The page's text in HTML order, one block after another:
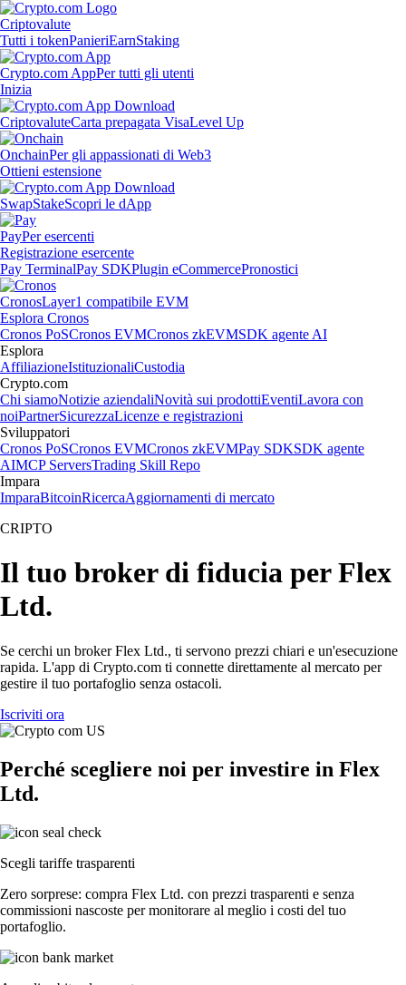
Criptovalute
Tutti i tokenPanieriEarnStaking
Crypto.com AppPer tutti gli utenti
Inizia
CriptovaluteCarta prepagata VisaLevel Up
OnchainPer gli appassionati di Web3
Ottieni estensione
SwapStakeScopri le dApp
PayPer esercenti
Registrazione esercente
Pay TerminalPay SDKPlugin eCommercePronostici
CronosLayer1 compatibile EVM
Esplora Cronos
Cronos PoSCronos EVMCronos zkEVMSDK agente AI
Esplora
AffiliazioneIstituzionaliCustodia
Crypto.com
Chi siamoNotizie aziendaliNovità sui prodottiEventiLavora con
noiPartnerSicurezzaLicenze e registrazioni
Sviluppatori
Cronos PoSCronos EVMCronos zkEVMPay SDKSDK agente
AIMCP ServersTrading Skill Repo
Impara
ImparaBitcoinRicercaAggiornamenti di mercato
CRIPTO
Il tuo broker di fiducia per Flex
Ltd.
Se cerchi un broker Flex Ltd., ti servono prezzi chiari e un'esecuzione
rapida. L'app di Crypto.com ti connette direttamente al mercato per
gestire il tuo portafoglio senza ostacoli.
Iscriviti ora
Perché scegliere noi per investire in Flex
Ltd.
Scegli tariffe trasparenti
Zero sorprese: compra Flex Ltd. con prezzi trasparenti e senza
commissioni nascoste per monitorare al meglio i costi del tuo
portafoglio.